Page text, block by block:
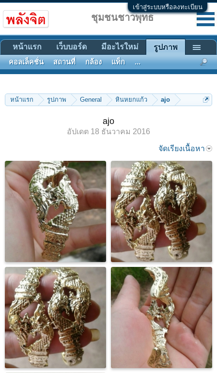
เข้าสู่ระบบหรือลงทะเบียน
หน้าแรก รูปภาพ General หินหยกแก้ว ajo
ajo
อัปเดต 18 ธันวาคม 2016
จัดเรียงเนื้อหา
ชุมชนชาวพุทธ
หน้าแรก เว็บบอร์ด มีอะไรใหม่ รูปภาพ
คอลเล็คชั่น สถานที่ กล้อง แท็ก ...